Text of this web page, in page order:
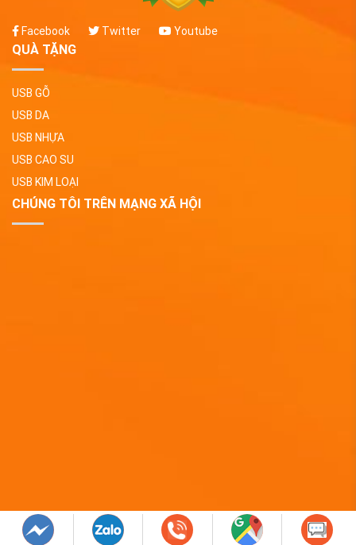
Facebook Twitter Youtube
QUÀ TẶNG
USB GỖ
USB DA
USB NHỰA
USB CAO SU
USB KIM LOẠI
CHÚNG TÔI TRÊN MẠNG XÃ HỘI